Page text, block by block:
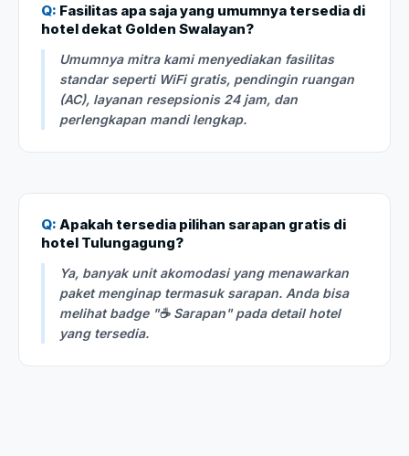
Q: Fasilitas apa saja yang umumnya tersedia di
hotel dekat Golden Swalayan?
Umumnya mitra kami menyediakan fasilitas
standar seperti WiFi gratis, pendingin ruangan
(AC), layanan resepsionis 24 jam, dan
perlengkapan mandi lengkap.
Q: Apakah tersedia pilihan sarapan gratis di
hotel Tulungagung?
Ya, banyak unit akomodasi yang menawarkan
paket menginap termasuk sarapan. Anda bisa
melihat badge "☕ Sarapan" pada detail hotel
yang tersedia.